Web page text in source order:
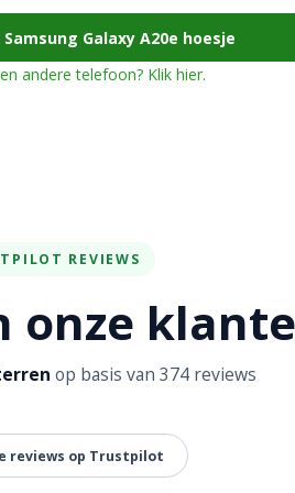
Galaxy A20e hoesje
andere telefoon? Klik hier.
REVIEWS
onze
op basis van 374 reviews
reviews op Trustpilot